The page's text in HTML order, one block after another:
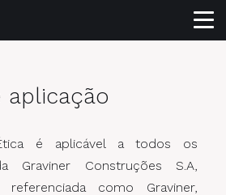
é aplicável a todos os
Graviner Construções S.A,
como Graviner,